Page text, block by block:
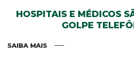
HOSPITAIS E MÉDICOS
GOLPE
SAIBA MAIS